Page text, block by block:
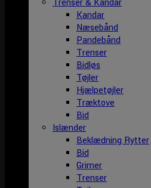
Trenser & Kandar
Kandar
Næsebånd
Pandebånd
Trenser
Bidløs
Tøjler
Hjælpetøjler
Træktove
Bid
Islænder
Beklædning Rytter
Bid
Grimer
Trenser